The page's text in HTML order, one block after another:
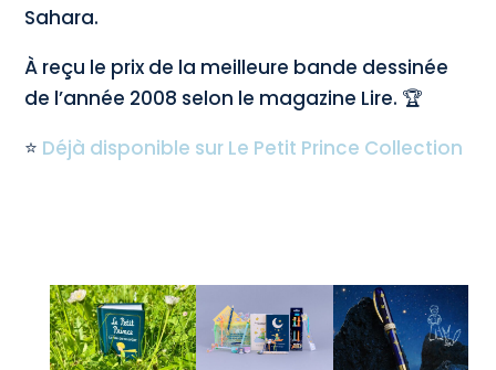
Sahara.
À reçu le prix de la meilleure bande dessinée
de l’année 2008 selon le magazine Lire. 🏆
⭐ Déjà disponible sur Le Petit Prince Collection